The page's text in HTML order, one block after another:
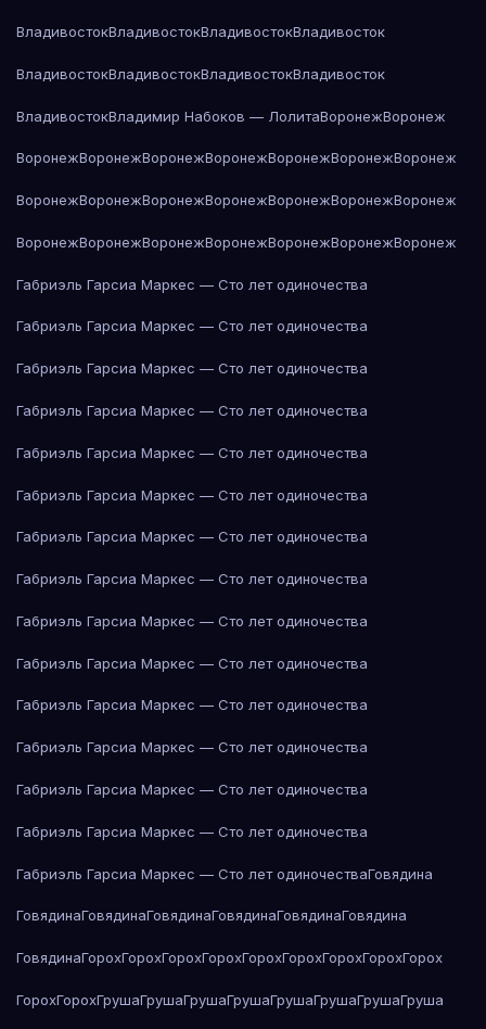
ВладивостокВладивостокВладивостокВладивосток
ВладивостокВладивостокВладивостокВладивосток
ВладивостокВладимир Набоков — ЛолитаВоронежВоронеж
ВоронежВоронежВоронежВоронежВоронежВоронежВоронеж
ВоронежВоронежВоронежВоронежВоронежВоронежВоронеж
ВоронежВоронежВоронежВоронежВоронежВоронежВоронеж
Габриэль Гарсиа Маркес — Сто лет одиночества
Габриэль Гарсиа Маркес — Сто лет одиночества
Габриэль Гарсиа Маркес — Сто лет одиночества
Габриэль Гарсиа Маркес — Сто лет одиночества
Габриэль Гарсиа Маркес — Сто лет одиночества
Габриэль Гарсиа Маркес — Сто лет одиночества
Габриэль Гарсиа Маркес — Сто лет одиночества
Габриэль Гарсиа Маркес — Сто лет одиночества
Габриэль Гарсиа Маркес — Сто лет одиночества
Габриэль Гарсиа Маркес — Сто лет одиночества
Габриэль Гарсиа Маркес — Сто лет одиночества
Габриэль Гарсиа Маркес — Сто лет одиночества
Габриэль Гарсиа Маркес — Сто лет одиночества
Габриэль Гарсиа Маркес — Сто лет одиночества
Габриэль Гарсиа Маркес — Сто лет одиночестваГовядина
ГовядинаГовядинаГовядинаГовядинаГовядинаГовядина
ГовядинаГорохГорохГорохГорохГорохГорохГорохГорохГорох
ГорохГорохГрушаГрушаГрушаГрушаГрушаГрушаГрушаГруша